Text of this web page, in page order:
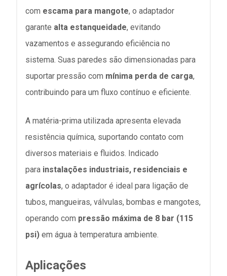
com escama para mangote, o adaptador
garante alta estanqueidade, evitando
vazamentos e assegurando eficiência no
sistema. Suas paredes são dimensionadas para
suportar pressão com mínima perda de carga,
contribuindo para um fluxo contínuo e eficiente.
A matéria-prima utilizada apresenta elevada
resistência química, suportando contato com
diversos materiais e fluidos. Indicado
para instalações industriais, residenciais e
agrícolas, o adaptador é ideal para ligação de
tubos, mangueiras, válvulas, bombas e mangotes,
operando com pressão máxima de 8 bar (115
psi) em água à temperatura ambiente.
Aplicações